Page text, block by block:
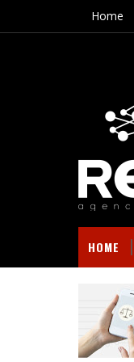
Home
HOME